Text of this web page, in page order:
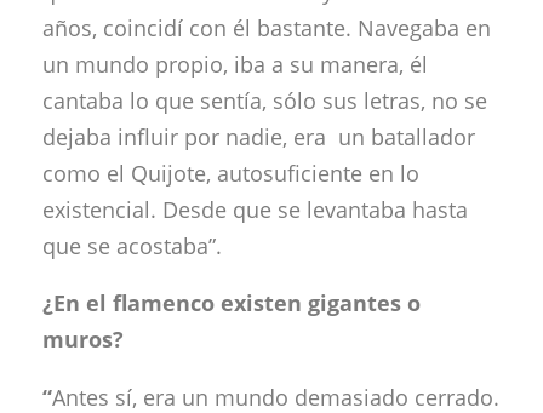
años, coincidí con él bastante. Navegaba en
un mundo propio, iba a su manera, él
cantaba lo que sentía, sólo sus letras, no se
dejaba influir por nadie, era un batallador
como el Quijote, autosuficiente en lo
existencial. Desde que se levantaba hasta
que se acostaba”.
¿En el flamenco existen gigantes o
muros?
“Antes sí, era un mundo demasiado cerrado.